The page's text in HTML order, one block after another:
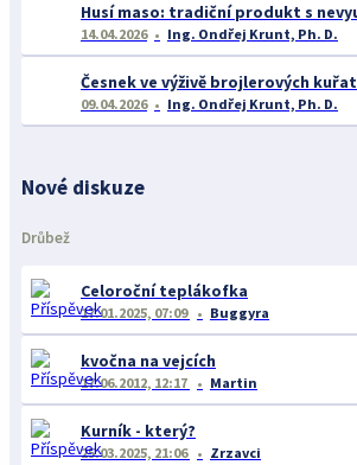
14.04.2026 Ing. Ondřej Krunt, Ph. D.
Česnek ve výživě brojlerových kuřat
09.04.2026 Ing. Ondřej Krunt, Ph. D.
Nové diskuze
Drůbež
Celoroční teplákofka
17.01.2025, 07:09 Buggyra
kvočna na vejcích
17.06.2012, 12:17 Martin
Kurník - který?
25.03.2025, 21:06 Zrzavci